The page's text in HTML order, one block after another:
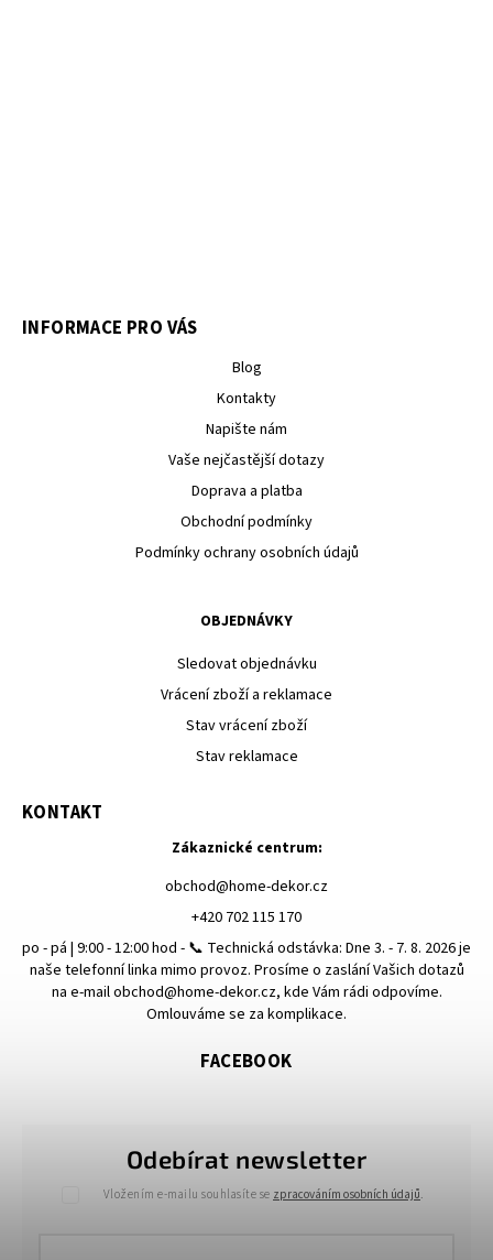
INFORMACE PRO VÁS
Blog
Kontakty
Napište nám
Vaše nejčastější dotazy
Doprava a platba
Obchodní podmínky
Podmínky ochrany osobních údajů
OBJEDNÁVKY
Sledovat objednávku
Vrácení zboží a reklamace
Stav vrácení zboží
Stav reklamace
Odebírat newsletter
Vložením e-mailu souhlasíte se zpracováním osobních údajů.
KONTAKT
Zákaznické centrum:
obchod@home-dekor.cz
+420 702 115 170
po - pá | 9:00 - 12:00 hod - 📞 Technická odstávka: Dne 3. - 7. 8. 2026 je
naše telefonní linka mimo provoz. Prosíme o zaslání Vašich dotazů
na e-mail obchod@home-dekor.cz, kde Vám rádi odpovíme.
Omlouváme se za komplikace.
FACEBOOK